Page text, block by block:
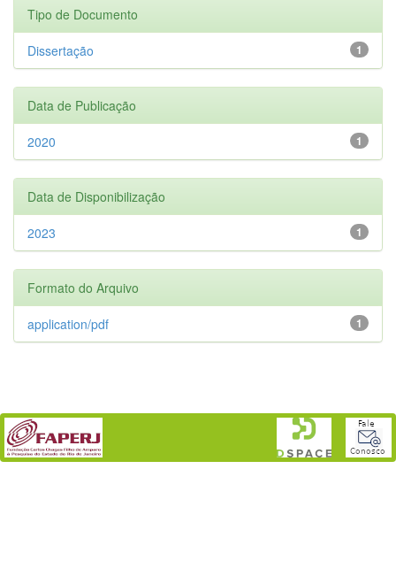
Tipo de Documento
1
Dissertação
Data de Publicação
1
2020
Data de Disponibilização
1
2023
Formato do Arquivo
1
application/pdf